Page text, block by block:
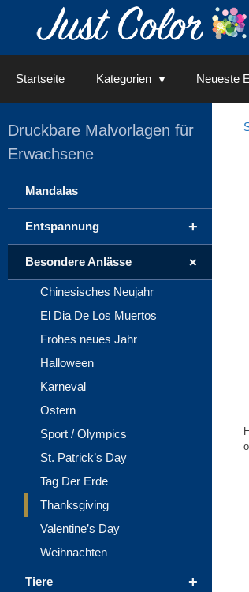
Startseite Kategorien Neueste
Druckbare Malvorlagen für
Erwachsene
Mandalas
+
Entspannung
+
Besondere Anlässe
Chinesisches Neujahr
El Dia De Los Muertos
Frohes neues Jahr
Halloween
Karneval
Ostern
Sport / Olympics
St. Patrick’s Day
Tag Der Erde
Thanksgiving
Valentine’s Day
Weihnachten
+
Tiere